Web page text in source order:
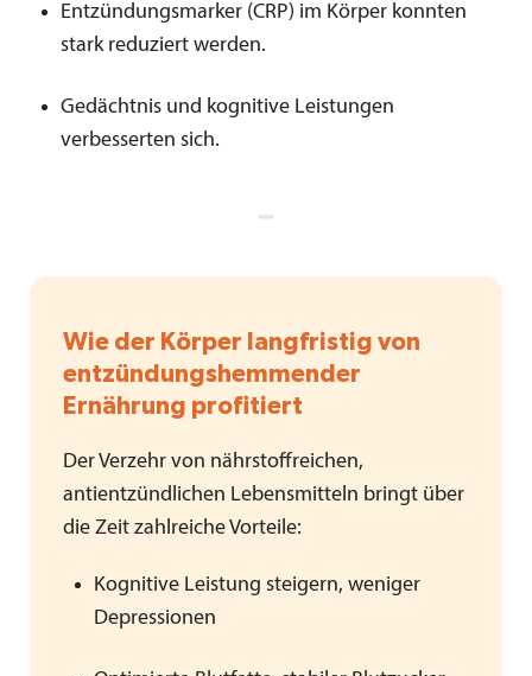
Entzündungsmarker (CRP) im Körper konnten
stark reduziert werden.
Gedächtnis und kognitive Leistungen
verbesserten sich.
Wie der Körper langfristig von
entzündungshemmender
Ernährung profitiert
Der Verzehr von nährstoffreichen,
antientzündlichen Lebensmitteln bringt über
die Zeit zahlreiche Vorteile:
Kognitive Leistung steigern, weniger
Depressionen